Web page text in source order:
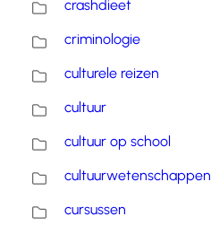
crashdieet
criminologie
culturele reizen
cultuur
cultuur op school
cultuurwetenschappen
cursussen